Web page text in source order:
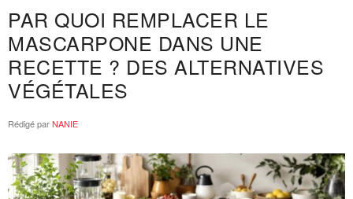
PAR QUOI REMPLACER LE
MASCARPONE DANS UNE
RECETTE ? DES ALTERNATIVES
VÉGÉTALES
Rédigé parNANIE